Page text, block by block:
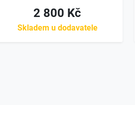
2 800 Kč
Skladem u dodavatele